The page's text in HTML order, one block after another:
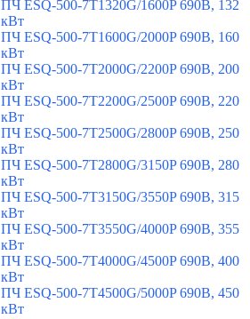
ПЧ ESQ-500-7T1320G/1600P 690В, 132
кВт
ПЧ ESQ-500-7T1600G/2000P 690В, 160
кВт
ПЧ ESQ-500-7T2000G/2200P 690В, 200
кВт
ПЧ ESQ-500-7T2200G/2500P 690В, 220
кВт
ПЧ ESQ-500-7T2500G/2800P 690В, 250
кВт
ПЧ ESQ-500-7T2800G/3150P 690В, 280
кВт
ПЧ ESQ-500-7T3150G/3550P 690В, 315
кВт
ПЧ ESQ-500-7T3550G/4000P 690В, 355
кВт
ПЧ ESQ-500-7T4000G/4500P 690В, 400
кВт
ПЧ ESQ-500-7T4500G/5000P 690В, 450
кВт